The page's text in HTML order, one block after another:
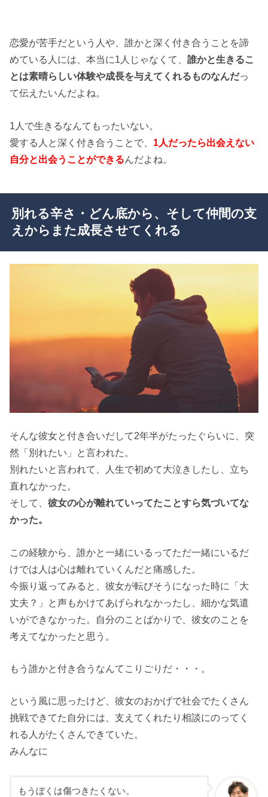
恋愛が苦手だという人や、誰かと深く付き合うことを諦
めている人には、本当に1人じゃなくて、誰かと生きるこ
とは素晴らしい体験や成長を与えてくれるものなんだっ
て伝えたいんだよね。
1人で生きるなんてもったいない。
愛する人と深く付き合うことで、 1人だったら出会えない
自分と出会うことができるんだよね。
別れる辛さ・どん底から、そして仲間の支
えからまた成長させてくれる
そんな彼女と付き合いだして2年半がたったぐらいに、突
然「別れたい」と言われた。
別れたいと言われて、人生で初めて大泣きしたし、立ち
直れなかった。
そして、彼女の心が離れていってたことすら気づいてな
かった。
この経験から、誰かと一緒にいるってただ一緒にいるだ
けでは人は心は離れていくんだと痛感した。
今振り返ってみると、彼女が転びそうになった時に「大
丈夫？」と声もかけてあげられなかったし、細かな気遣
いができなかった。自分のことばかりで、彼女のことを
考えてなかったと思う。
もう誰かと付き合うなんてこりごりだ・・・。
という風に思ったけど、彼女のおかげで社会でたくさん
挑戦できてた自分には、支えてくれたり相談にのってく
れる人がたくさんできていた。
みんなに
もうぼくは傷つきたくない。